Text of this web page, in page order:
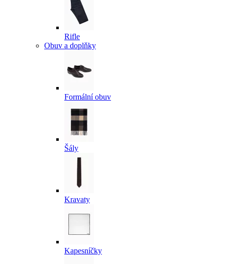
Rifle
Obuv a doplňky
Formální obuv
Šály
Kravaty
Kapesníčky